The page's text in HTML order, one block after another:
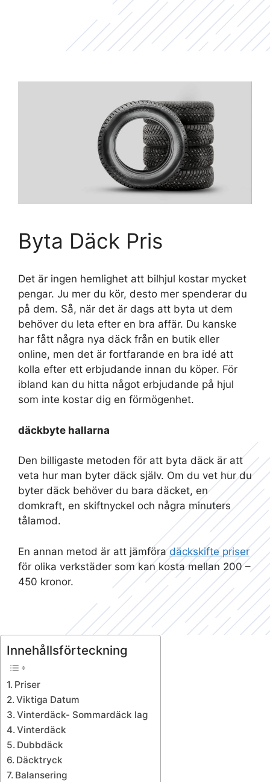
Byta Däck Pris
Det är ingen hemlighet att bilhjul kostar mycket
pengar. Ju mer du kör, desto mer spenderar du
på dem. Så, när det är dags att byta ut dem
behöver du leta efter en bra affär. Du kanske
har fått några nya däck från en butik eller
online, men det är fortfarande en bra idé att
kolla efter ett erbjudande innan du köper. För
ibland kan du hitta något erbjudande på hjul
som inte kostar dig en förmögenhet.
däckbyte hallarna
Den billigaste metoden för att byta däck är att
veta hur man byter däck själv. Om du vet hur du
byter däck behöver du bara däcket, en
domkraft, en skiftnyckel och några minuters
tålamod.
En annan metod är att jämföradäckskifte priser
för olika verkstäder som kan kosta mellan 200 –
450 kronor.
Innehållsförteckning
Priser
Viktiga Datum
Vinterdäck- Sommardäck lag
Vinterdäck
Dubbdäck
Däcktryck
Balansering